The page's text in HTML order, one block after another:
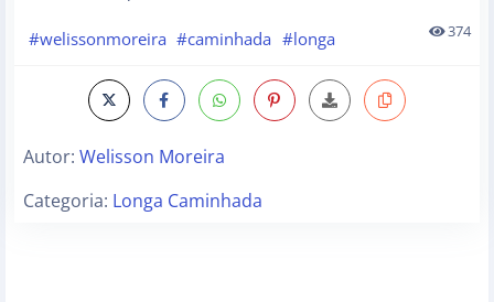
#welissonmoreira #caminhada #longa 374
Autor: Welisson Moreira
Categoria: Longa Caminhada